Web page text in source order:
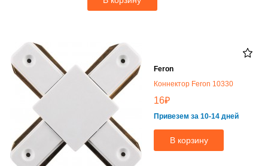
Feron
Коннектор Feron 10330
16₽
Привезем за 10-14 дней
В корзину